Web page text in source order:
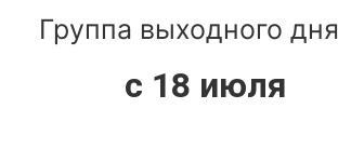
Группа выходного дня
с 18 июля